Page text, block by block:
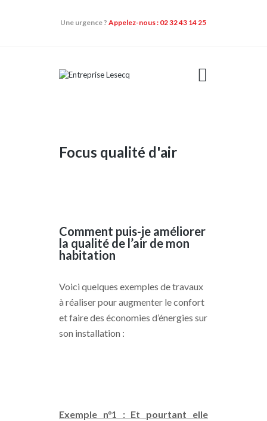
Une urgence ? Appelez-nous : 02 32 43 14 25
CONTACT
Focus qualité d'air
Comment puis-je améliorer
la qualité de l’air de mon
habitation
Voici quelques exemples de travaux
à réaliser pour augmenter le confort
et faire des économies d’énergies sur
son installation :
Exemple n°1 : Et pourtant elle